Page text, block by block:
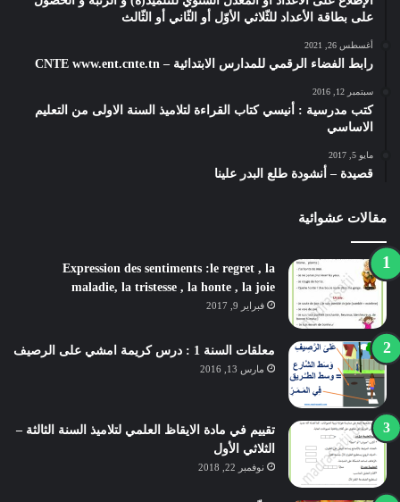
على بطاقة الأعداد للثّلاثي الأوّل أو الثّاني أو الثّالث
أغسطس 26, 2021
رابط الفضاء الرقمي للمدارس الابتدائية – CNTE www.ent.cnte.tn
سبتمبر 12, 2016
كتب مدرسية : أنيسي كتاب القراءة لتلاميذ السنة الاولى من التعليم
الاساسي
مايو 5, 2017
قصيدة – أنشودة طلع البدر علينا
مقالات عشوائية
Expression des sentiments :le regret , la
maladie, la tristesse , la honte , la joie
فبراير 9, 2017
معلقات السنة 1 : درس كريمة امشي على الرصيف
مارس 13, 2016
تقييم في مادة الايقاظ العلمي لتلاميذ السنة الثالثة –
الثلاثي الأول
نوفمبر 22, 2018